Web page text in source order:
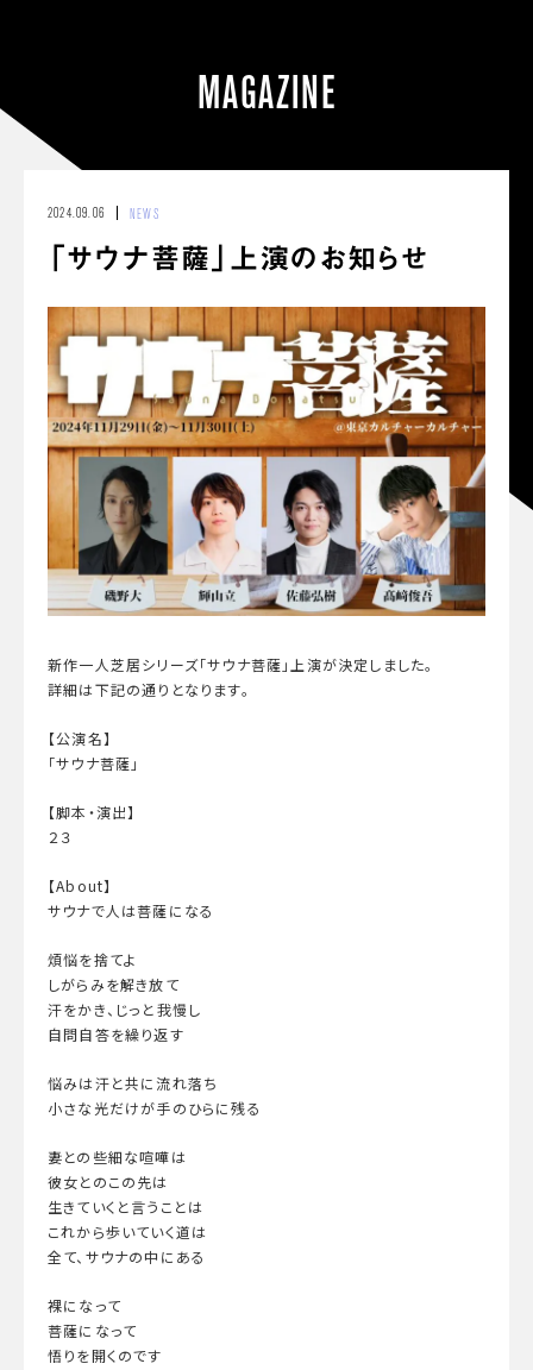
MAGAZINE
2024.09.06 NEWS
「サウナ菩薩」上演のお知らせ
新作一人芝居シリーズ「サウナ菩薩」上演が決定しました。
詳細は下記の通りとなります。
【公演名】
「サウナ菩薩」
【脚本・演出】
２３
【About】
サウナで人は菩薩になる
煩悩を捨てよ
しがらみを解き放て
汗をかき、じっと我慢し
自問自答を繰り返す
悩みは汗と共に流れ落ち
小さな光だけが手のひらに残る
妻との些細な喧嘩は
彼女とのこの先は
生きていくと言うことは
これから歩いていく道は
全て、サウナの中にある
裸になって
菩薩になって
悟りを開くのです